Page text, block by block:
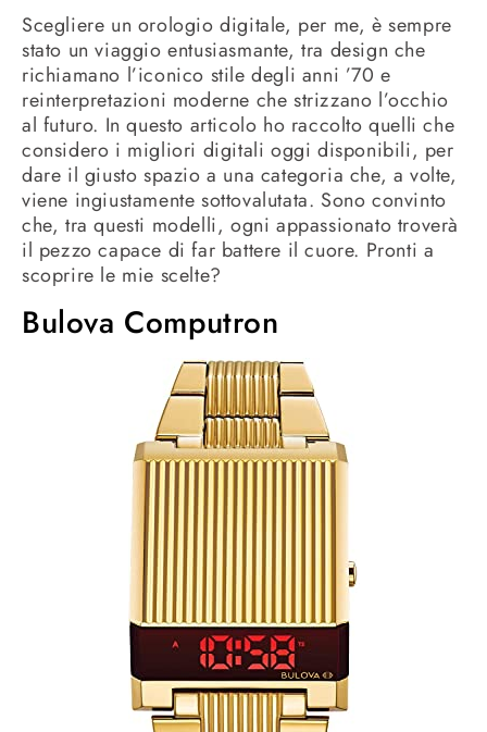
Scegliere un orologio digitale, per me, è sempre
stato un viaggio entusiasmante, tra design che
richiamano l’iconico stile degli anni ’70 e
reinterpretazioni moderne che strizzano l’occhio
al futuro. In questo articolo ho raccolto quelli che
considero i migliori digitali oggi disponibili, per
dare il giusto spazio a una categoria che, a volte,
viene ingiustamente sottovalutata. Sono convinto
che, tra questi modelli, ogni appassionato troverà
il pezzo capace di far battere il cuore. Pronti a
scoprire le mie scelte?
Bulova Computron